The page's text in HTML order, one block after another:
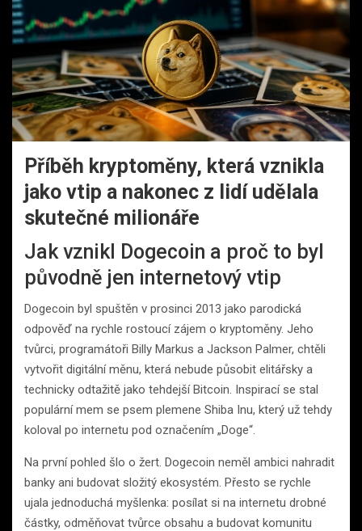
Příběh kryptoměny, která vznikla
jako vtip a nakonec z lidí udělala
skutečné milionáře
Jak vznikl Dogecoin a proč to byl
původně jen internetový vtip
Dogecoin byl spuštěn v prosinci 2013 jako parodická
odpověď na rychle rostoucí zájem o kryptoměny. Jeho
tvůrci, programátoři Billy Markus a Jackson Palmer, chtěli
vytvořit digitální měnu, která nebude působit elitářsky a
technicky odtažitě jako tehdejší Bitcoin. Inspirací se stal
populární mem se psem plemene Shiba Inu, který už tehdy
koloval po internetu pod označením „Doge“.
Na první pohled šlo o žert. Dogecoin neměl ambici nahradit
banky ani budovat složitý ekosystém. Přesto se rychle
ujala jednoduchá myšlenka: posílat si na internetu drobné
částky, odměňovat tvůrce obsahu a budovat komunitu